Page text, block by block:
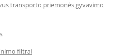
transporto priemonės gyvavimo
filtrai